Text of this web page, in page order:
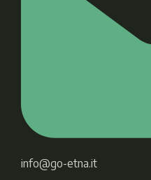
info@go-etna.it